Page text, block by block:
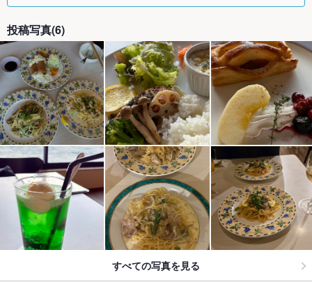
投稿写真(6)
すべての写真を見る